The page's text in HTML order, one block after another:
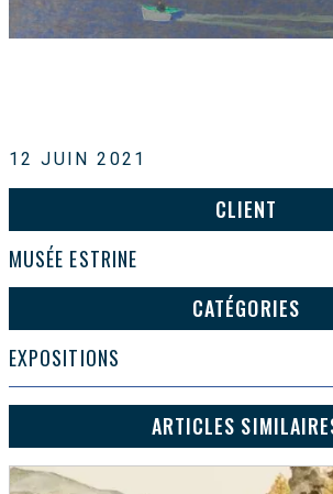
12 JUIN 2021
CLIENT
MUSÉE ESTRINE
CATÉGORIES
EXPOSITIONS
ARTICLES